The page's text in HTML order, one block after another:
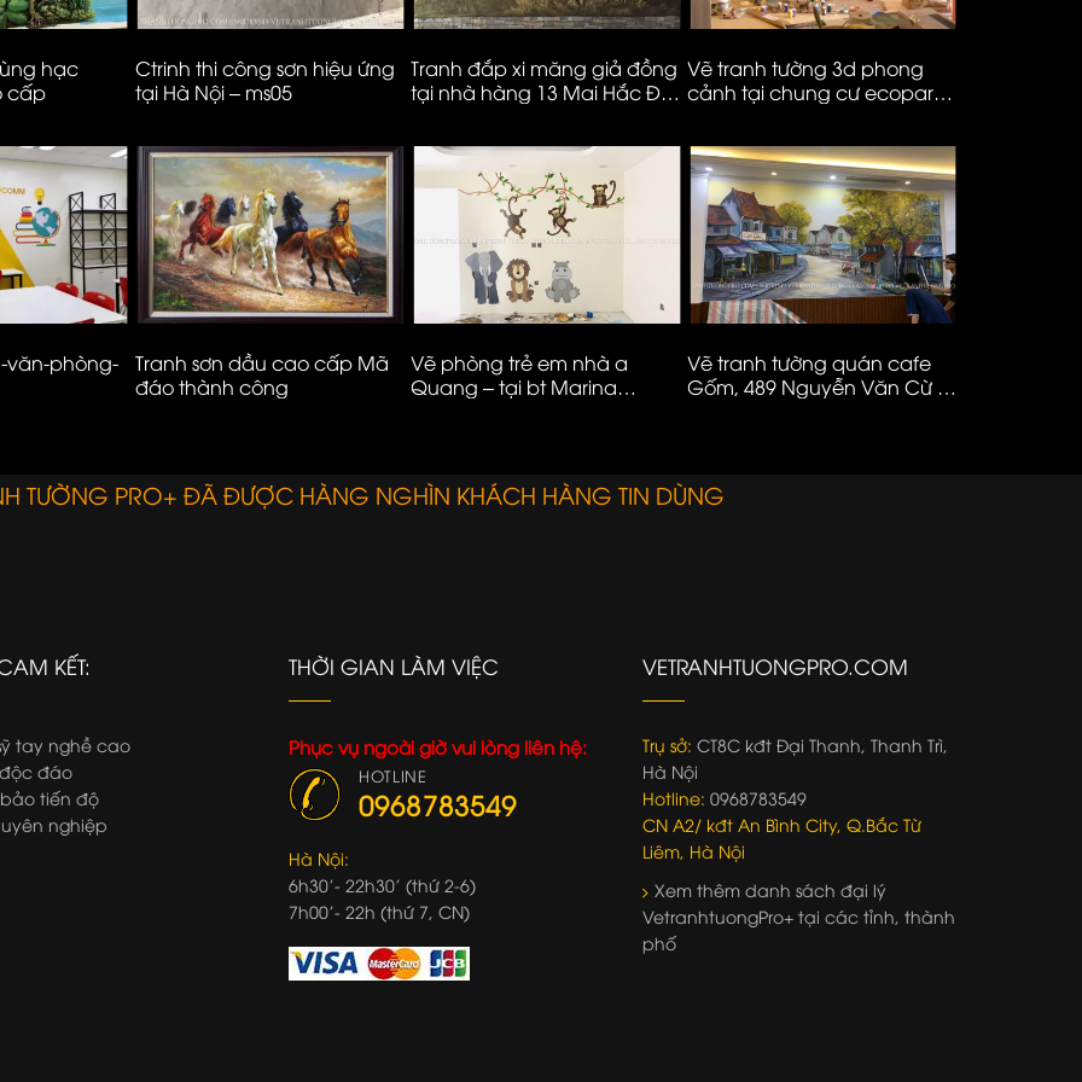
hạc
cấp
Ctrinh thi công sơn hiệu ứng
tại Hà Nội – ms05
Tranh đắp xi măng giả đồng
tại nhà hàng 13 Mai Hắc Đế
Vẽ tranh tường 3d phong
cảnh tại chung cư ecopark
văn-phòng-
Tranh sơn dầu cao cấp Mã
đáo thành công
Vẽ phòng trẻ em nhà a
Quang – tại bt Marina
Vẽ tranh tường quán cafe
Gốm, 489 Nguyễn Văn Cừ –
TƯỜNG PRO+ ĐÃ ĐƯỢC HÀNG NGHÌN KHÁCH HÀNG TIN DÙNG
KẾT:
tay nghề cao
đáo
tiến độ
nghiệp
THỜI GIAN LÀM VIỆC
Phục vụ ngoài giờ vui lòng liên hệ:
HOTLINE
0968783549
Hà Nội:
6h30'- 22h30' (thứ 2-6)
7h00'- 22h (thứ 7, CN)
VETRANHTUONGPRO.COM
Trụ sở: CT8C kđt Đại Thanh, Thanh Trì,
Hà Nội
Hotline: 0968783549
CN A2/ kđt An Bình City, Q.Bắc Từ
Liêm, Hà Nội
Xem thêm danh sách đại lý
VetranhtuongPro+ tại các tỉnh, thành
phố